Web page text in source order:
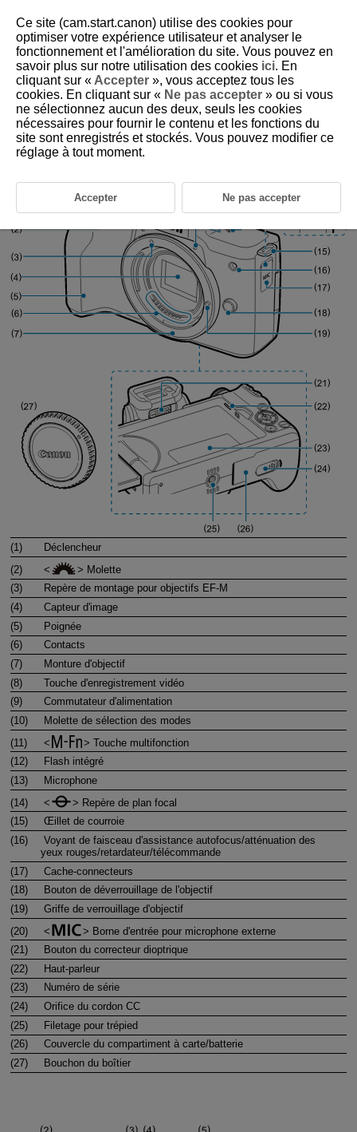
D102-010
Nom des pièces
(1)
Déclencheur
(2)
Molette
(3)
Repère de montage pour objectifs EF-M
(4)
Capteur d'image
(5)
Poignée
(6)
Contacts
(7)
Monture d'objectif
(8)
Touche d'enregistrement vidéo
(9)
Commutateur d'alimentation
(10)
Molette de sélection des modes
(11)
Touche multifonction
(12)
Flash intégré
(13)
Microphone
(14)
Repère de plan focal
(15)
Œillet de courroie
(16)
Voyant de faisceau d'assistance autofocus/atténuation des
yeux rouges/retardateur/télécommande
(17)
Cache-connecteurs
(18)
Bouton de déverrouillage de l'objectif
(19)
Griffe de verrouillage d'objectif
(20)
Borne d'entrée pour microphone externe
(21)
Bouton du correcteur dioptrique
(22)
Haut-parleur
(23)
Numéro de série
(24)
Orifice du cordon CC
(25)
Filetage pour trépied
(26)
Couvercle du compartiment à carte/batterie
(27)
Bouchon du boîtier
Ce site (cam.start.canon) utilise des cookies pour
optimiser votre expérience utilisateur et analyser le
fonctionnement et l'amélioration du site. Vous pouvez en
savoir plus sur notre utilisation des cookies ici. En
cliquant sur « Accepter », vous acceptez tous les
cookies. En cliquant sur « Ne pas accepter » ou si vous
ne sélectionnez aucun des deux, seuls les cookies
nécessaires pour fournir le contenu et les fonctions du
site sont enregistrés et stockés. Vous pouvez modifier ce
réglage à tout moment.
Accepter Ne pas accepter